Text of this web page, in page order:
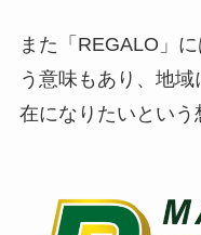
また「REGALO」
う意味もあり、地
在になりたいという